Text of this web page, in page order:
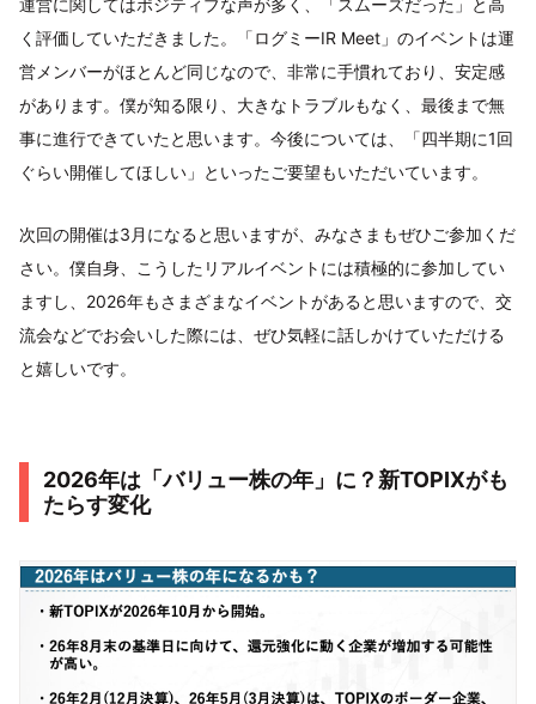
く評価していただきました。「ログミーIR Meet」のイベントは運
営メンバーがほとんど同じなので、非常に手慣れており、安定感
があります。僕が知る限り、大きなトラブルもなく、最後まで無
事に進行できていたと思います。今後については、「四半期に1回
ぐらい開催してほしい」といったご要望もいただいています。
次回の開催は3月になると思いますが、みなさまもぜひご参加くだ
さい。僕自身、こうしたリアルイベントには積極的に参加してい
ますし、2026年もさまざまなイベントがあると思いますので、交
流会などでお会いした際には、ぜひ気軽に話しかけていただける
と嬉しいです。
2026年は「バリュー株の年」に？新TOPIXがも
たらす変化